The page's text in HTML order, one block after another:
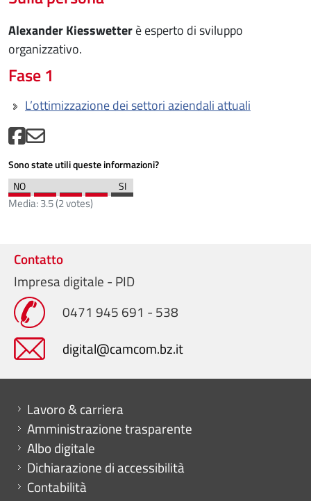
Alexander Kiesswetterè esperto di sviluppo
organizzativo.
Fase 1
L’ottimizzazione dei settori aziendali attuali
Sono state utili queste informazioni?
Media:3.5(2votes)
Contatto
Impresa digitale - PID
0471 945 691 - 538
digital@camcom.bz.it
Mini menu di servizio
Lavoro & carriera
Amministrazione trasparente
Albo digitale
Dichiarazione di accessibilità
Contabilità